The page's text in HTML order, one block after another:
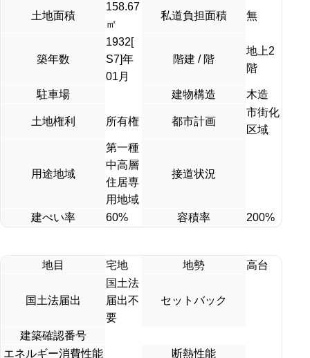
土地面積
158.67
㎡
私道負担面積 無
築年数
1932[
S7]年
01月
階建 / 階
地上2
階
駐車場 建物構造 木造
土地権利 所有権 都市計画
市街化
区域
用途地域
第一種
中高層
住居専
用地域
接道状況
建ぺい率 60% 容積率 200%
地目 宅地 地勢 高台
国土法届出
国土法
届出不
要
セットバック
建築確認番号
エネルギー消費性能
断熱性能